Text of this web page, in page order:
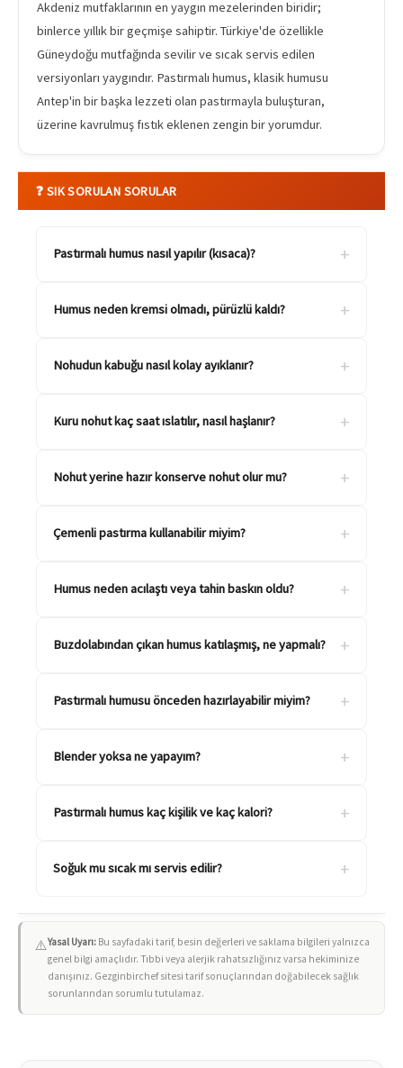
Akdeniz mutfaklarının en yaygın mezelerinden biridir;
binlerce yıllık bir geçmişe sahiptir. Türkiye'de özellikle
Güneydoğu mutfağında sevilir ve sıcak servis edilen
versiyonları yaygındır. Pastırmalı humus, klasik humusu
Antep'in bir başka lezzeti olan pastırmayla buluşturan,
üzerine kavrulmuş fıstık eklenen zengin bir yorumdur.
❓ SIK SORULAN SORULAR
Pastırmalı humus nasıl yapılır (kısaca)? +
Humus neden kremsi olmadı, pürüzlü kaldı? +
Nohudun kabuğu nasıl kolay ayıklanır? +
Kuru nohut kaç saat ıslatılır, nasıl haşlanır? +
Nohut yerine hazır konserve nohut olur mu? +
Çemenli pastırma kullanabilir miyim? +
Humus neden acılaştı veya tahin baskın oldu? +
Buzdolabından çıkan humus katılaşmış, ne yapmalı? +
Pastırmalı humusu önceden hazırlayabilir miyim? +
Blender yoksa ne yapayım? +
Pastırmalı humus kaç kişilik ve kaç kalori? +
Soğuk mu sıcak mı servis edilir? +
⚠️Yasal Uyarı: Bu sayfadaki tarif, besin değerleri ve saklama bilgileri yalnızca
genel bilgi amaçlıdır. Tıbbi veya alerjik rahatsızlığınız varsa hekiminize
danışınız. Gezginbirchef sitesi tarif sonuçlarından doğabilecek sağlık
sorunlarından sorumlu tutulamaz.